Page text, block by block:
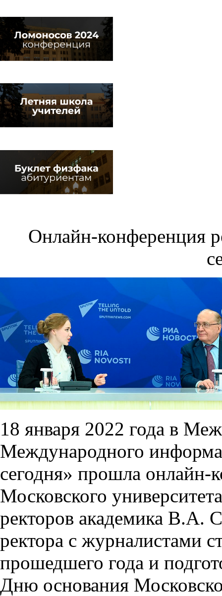
Онлайн-конференция
18 января 2022 года в
Международного
сегодня» прошла онлайн-
Московского
ректоров академика В.А.
ректора с журналистами
прошедшего года и
Дню основания